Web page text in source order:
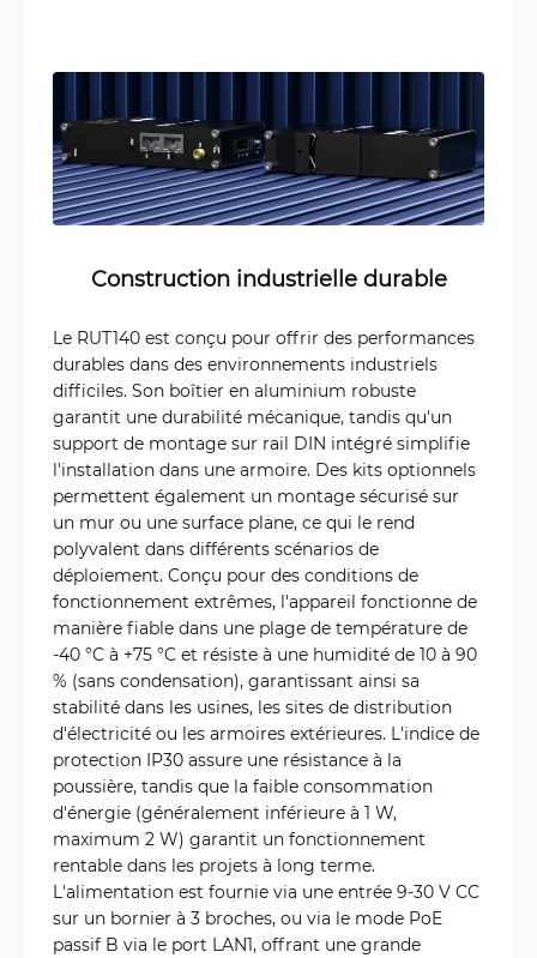
Construction industrielle durable
Le RUT140 est conçu pour offrir des performances
durables dans des environnements industriels
difficiles. Son boîtier en aluminium robuste
garantit une durabilité mécanique, tandis qu'un
support de montage sur rail DIN intégré simplifie
l'installation dans une armoire. Des kits optionnels
permettent également un montage sécurisé sur
un mur ou une surface plane, ce qui le rend
polyvalent dans différents scénarios de
déploiement. Conçu pour des conditions de
fonctionnement extrêmes, l'appareil fonctionne de
manière fiable dans une plage de température de
-40 °C à +75 °C et résiste à une humidité de 10 à 90
% (sans condensation), garantissant ainsi sa
stabilité dans les usines, les sites de distribution
d'électricité ou les armoires extérieures. L'indice de
protection IP30 assure une résistance à la
poussière, tandis que la faible consommation
d'énergie (généralement inférieure à 1 W,
maximum 2 W) garantit un fonctionnement
rentable dans les projets à long terme.
L'alimentation est fournie via une entrée 9-30 V CC
sur un bornier à 3 broches, ou via le mode PoE
passif B via le port LAN1, offrant une grande